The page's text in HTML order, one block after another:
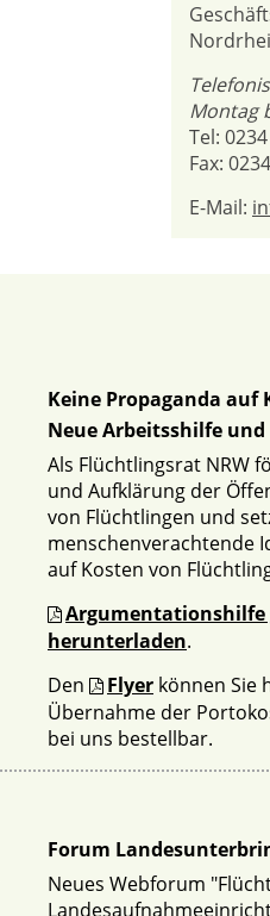
Montag
Tel:
Fax:
E-Mail:
Keine Propaganda auf
Neue Arbeitsshilfe und
Als Flüchtlingsrat NRW
und Aufklärung der
von Flüchtlingen und
menschenverachtende
auf Kosten von
Argumentationshilfe
herunterladen.
Den
Flyer können Sie
Übernahme der
bei uns bestellbar.
Forum
Neues Webforum